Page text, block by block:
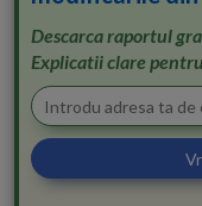
Descarca raportul
Explicatii clare